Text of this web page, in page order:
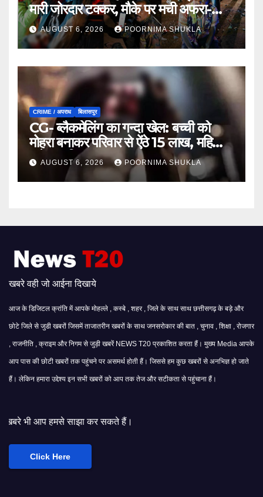
मारी जोरदार टक्कर, मौके पर मची अफरा-
तफरी…
AUGUST 6, 2026 POORNIMA SHUKLA
CRIME / अपराध बिलासपुर
CG- ब्लैकमेलिंग का गन्दा खेल: बच्ची को
मोहरा बनाकर परिवार से ऐंठे 15 लाख, महिला
समेत 9 गिरफ्तार…
AUGUST 6, 2026 POORNIMA SHUKLA
खबरे वही जो आईना दिखाये
आज के डिजिटल क्रांति में आपके मोहल्ले , कस्बे , शहर , जिले के साथ साथ छत्तीसगढ़ के बड़े और
छोटे जिले से जुडी खबरों जिसमें ताजातरीन खबरों के साथ जनसरोकार की बात , चुनाव , शिक्षा , रोजगार
, राजनीति , क्राइम और निगम से जुड़ी खबरें NEWS T20 प्रकाशित करता हैं। मुख्य Media आपके
आप पास की छोटी खबरों तक पहुंचने पर असमर्थ होती हैं। जिससे हम कुछ खबरों से अनभिज्ञ हो जाते
हैं। लेकिन हमारा उद्देश्य इन सभी खबरों को आप तक तेज और सटीकता से पहुंचाना हैं।
कर सकते हैं।
Click Here